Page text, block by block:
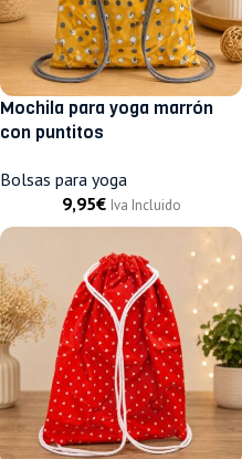
Mochila para yoga marrón
con puntitos
Bolsas para yoga
9,95€ Iva Incluido